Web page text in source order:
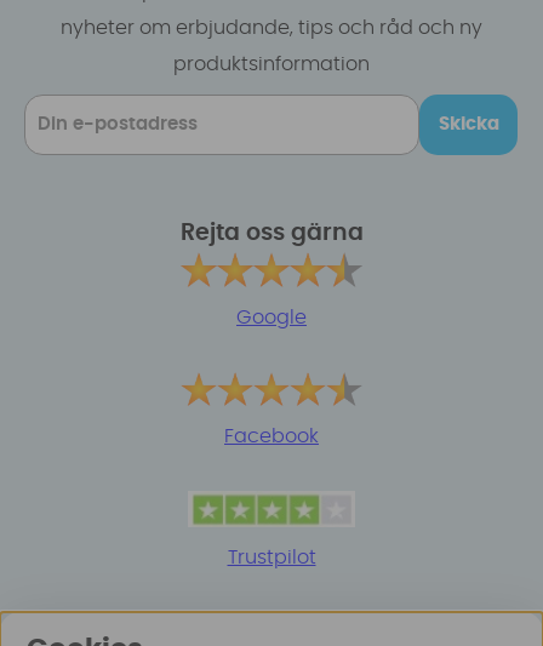
nyheter om erbjudande, tips och råd och ny
produktsinformation
Skicka
Rejta oss gärna
Google
Facebook
Trustpilot